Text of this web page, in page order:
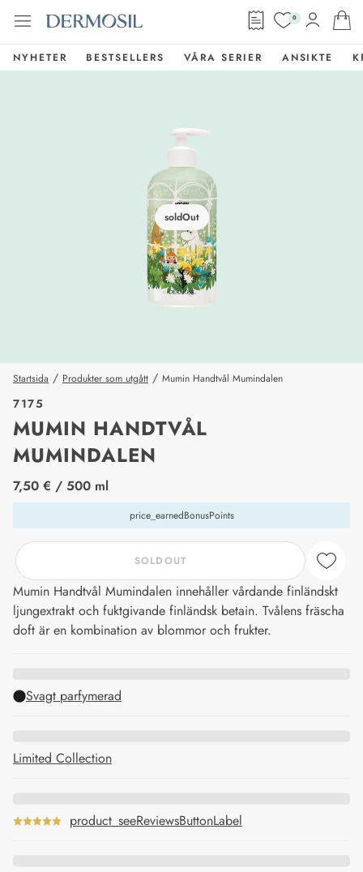
0
NYHETER BESTSELLERS VÅRA SERIER ANSIKTE
soldOut
Startsida / Produkter som utgått / Mumin Handtvål Mumindalen
7175
MUMIN HANDTVÅL
MUMINDALEN
price_label
7,50 € / 500 ml
price_earnedBonusPoints
SOLDOUT
Mumin Handtvål Mumindalen innehåller vårdande finländskt
ljungextrakt och fuktgivande finländsk betain. Tvålens fräscha
doft är en kombination av blommor och frukter.
Svagt parfymerad
Limited Collection
product_seeReviewsButtonLabel